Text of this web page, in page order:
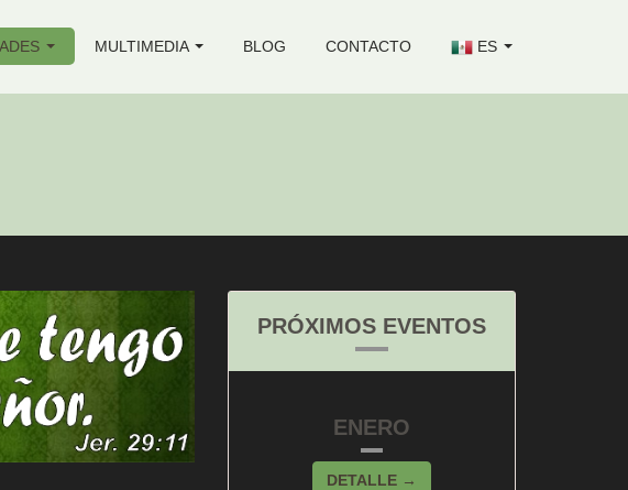
MULTIMEDIA BLOG CONTACTO ES
PRÓXIMOS EVENTOS
ENERO
DETALLE →